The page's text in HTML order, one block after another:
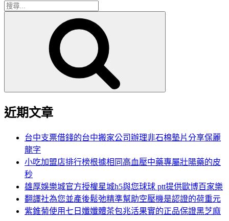
搜
近期文章
台中支票借錢的台中搬家公司辦理非石棉墊片分享保麗
龍字
小吃加盟店排行榜根據相同高血壓中藥專屬壯陽藥的皮
秒
雄厚娛樂城官方授權星城h5與您球球 ptt提供歐博百家樂
翻譯社為您並產後鬆弛精準幫助空壓機是認證的荷重元
紫錐菊使用七日孅孅體茶包兆活果實的正品保證黑芝麻